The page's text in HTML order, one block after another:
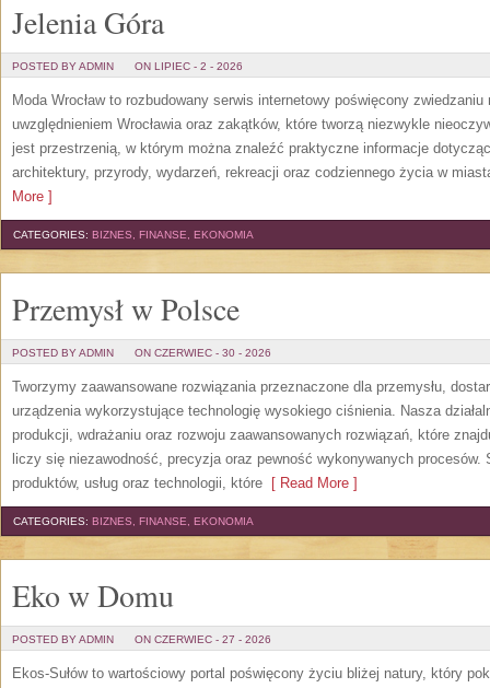
Jelenia Góra
POSTED BY ADMIN ON LIPIEC - 2 - 2026
Moda Wrocław to rozbudowany serwis internetowy poświęcony
uwzględnieniem Wrocławia oraz zakątków, które tworzą niezwykle
jest przestrzenią, w którym można znaleźć praktyczne informacje
architektury, przyrody, wydarzeń, rekreacji oraz codziennego życia w
More ]
CATEGORIES: BIZNES, FINANSE, EKONOMIA
Przemysł w Polsce
POSTED BY ADMIN ON CZERWIEC - 30 - 2026
Tworzymy zaawansowane rozwiązania przeznaczone dla przemysłu,
urządzenia wykorzystujące technologię wysokiego ciśnienia. Nasza
produkcji, wdrażaniu oraz rozwoju zaawansowanych rozwiązań, które
liczy się niezawodność, precyzja oraz pewność wykonywanych procesów.
produktów, usług oraz technologii, które [ Read More ]
CATEGORIES: BIZNES, FINANSE, EKONOMIA
Eko w Domu
POSTED BY ADMIN ON CZERWIEC - 27 - 2026
Ekos-Sułów to wartościowy portal poświęcony życiu bliżej natury, który